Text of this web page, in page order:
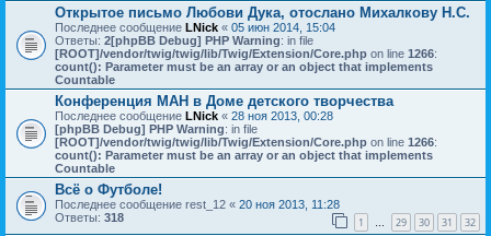
Открытое письмо Любови Дука, отослано Михалкову Н.С.
Последнее сообщение LNick « 05 июн 2014, 15:04
Ответы: 2[phpBB Debug] PHP Warning: in file
[ROOT]/vendor/twig/twig/lib/Twig/Extension/Core.php on line 1266:
count(): Parameter must be an array or an object that implements
Countable
Конференция МАН в Доме детского творчества
Последнее сообщение LNick « 28 ноя 2013, 00:28
[phpBB Debug] PHP Warning: in file
[ROOT]/vendor/twig/twig/lib/Twig/Extension/Core.php on line 1266:
count(): Parameter must be an array or an object that implements
Countable
Всё о Футболе!
Последнее сообщение rest_12 « 20 ноя 2013, 11:28
Ответы: 318 1 29 30 31 32